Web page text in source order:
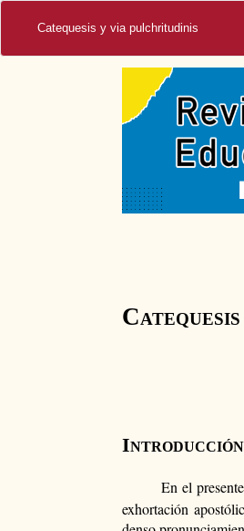
Catequesis y via pulchritudinis